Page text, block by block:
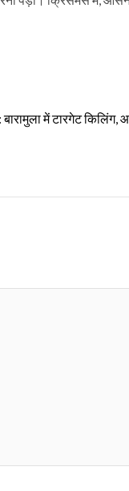
में टारगेट किलिंग,